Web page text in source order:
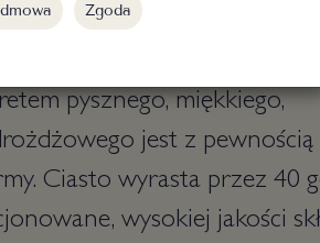
wytwarza doskonałe
i Pandoro
pysznego, miękkiego,
jest z
Ciasto wyrasta przez 40
wysokiej jakości
Zgoda